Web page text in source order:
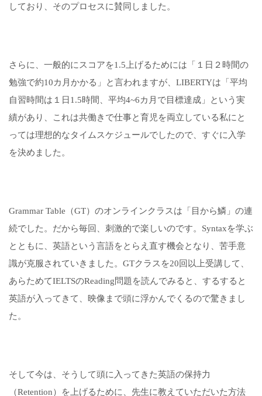
しており、そのプロセスに賛同しました。
さらに、一般的にスコアを1.5上げるためには「１日２時間の
勉強で約10カ月かかる」と言われますが、LIBERTYは「平均
自習時間は１日1.5時間、平均4~6カ月で目標達成」という実
績があり、これは共働きで仕事と育児を両立している私にと
っては理想的なタイムスケジュールでしたので、すぐに入学
を決めました。
Grammar Table（GT）のオンラインクラスは「目から鱗」の連
続でした。だから毎回、刺激的で楽しいのです。Syntaxを学ぶ
とともに、英語という言語をとらえ直す機会となり、苦手意
識が克服されていきました。GTクラスを20回以上受講して、
あらためてIELTSのReading問題を読んでみると、するすると
英語が入ってきて、映像まで頭に浮かんでくるので驚きまし
た。
そして今は、そうして頭に入ってきた英語の保持力
（Retention）を上げるために、先生に教えていただいた方法